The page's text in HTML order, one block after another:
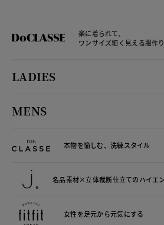
楽に着られて、
ワンサイズ細く見える服作り
LADIES
MENS
本物を愉しむ、洗練スタイル
名品素材×立体裁断仕立てのハイエ
女性を足元から元気にする